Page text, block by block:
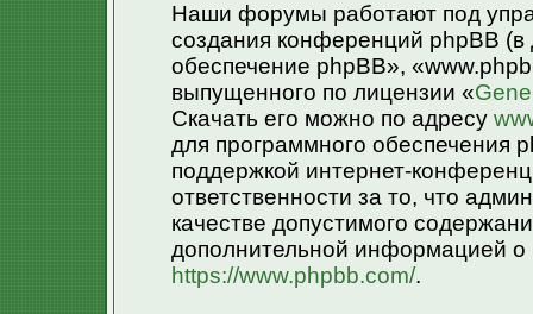
Наши форумы работают под
создания конференций phpBB
обеспечение phpBB»,
выпущенного по лицензии «
Скачать его можно по адресу
для программного обеспечения
поддержкой интернет-
ответственности за то, что
качестве допустимого
дополнительной информацией
https://www.phpbb.com/.